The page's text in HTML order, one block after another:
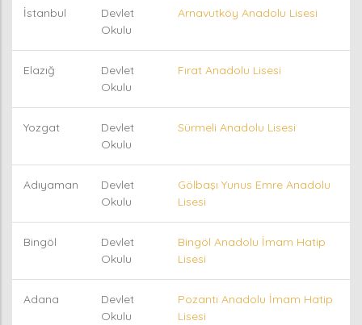
İstanbul
Devlet
Okulu
Arnavutköy Anadolu Lisesi
Elazığ
Devlet
Okulu
Fırat Anadolu Lisesi
Yozgat
Devlet
Okulu
Sürmeli Anadolu Lisesi
Adıyaman
Devlet
Okulu
Gölbaşı Yunus Emre Anadolu
Lisesi
Bingöl
Devlet
Okulu
Bingöl Anadolu İmam Hatip
Lisesi
Adana
Devlet
Okulu
Pozantı Anadolu İmam Hatip
Lisesi